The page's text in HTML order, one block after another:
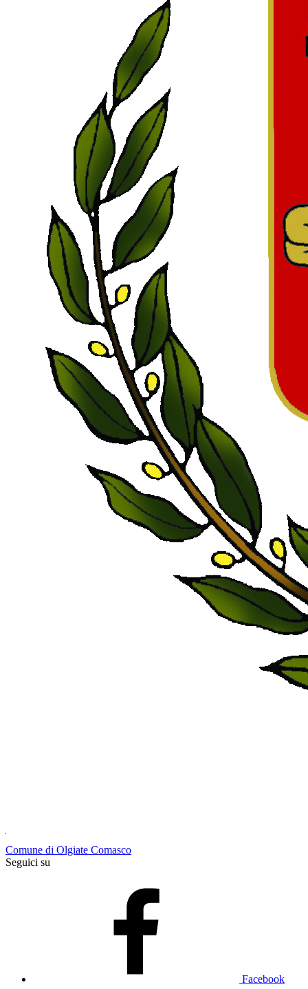
Comune di Olgiate Comasco
Seguici su
Facebook